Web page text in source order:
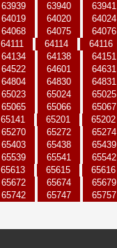
63939 63940 63941
64019 64020 64024
64068 64075 64076
64111 64114 64116
64134 64138 64151
64522 64601 64631
64804 64830 64831
65023 65024 65025
65065 65066 65067
65141 65201 65202
65270 65272 65274
65403 65438 65439
65539 65541 65542
65613 65615 65616
65672 65674 65679
65742 65747 65757